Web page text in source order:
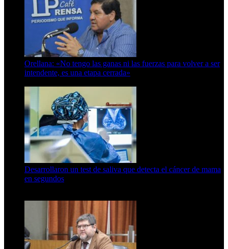
Orellana: «No tengo las ganas ni las fuerzas para volver a ser
intendente, es una etapa cerrada»
Desarrollaron un test de saliva que detecta el cáncer de mama
en segundos